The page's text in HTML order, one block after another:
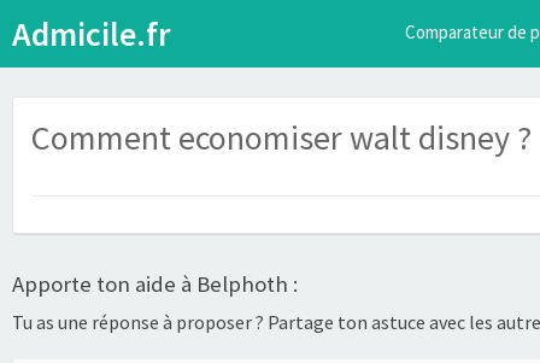
Admicile.fr Comparateur de
Comment economiser walt disney ?
Apporte ton aide à Belphoth :
Tu as une réponse à proposer ? Partage ton astuce avec les